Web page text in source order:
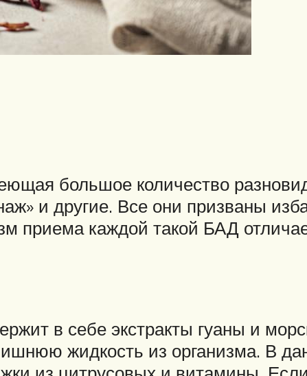
большое количество
и другие. Все они призваны
приема каждой такой БАД
в себе экстракты гуаны и
жидкость из организма. В